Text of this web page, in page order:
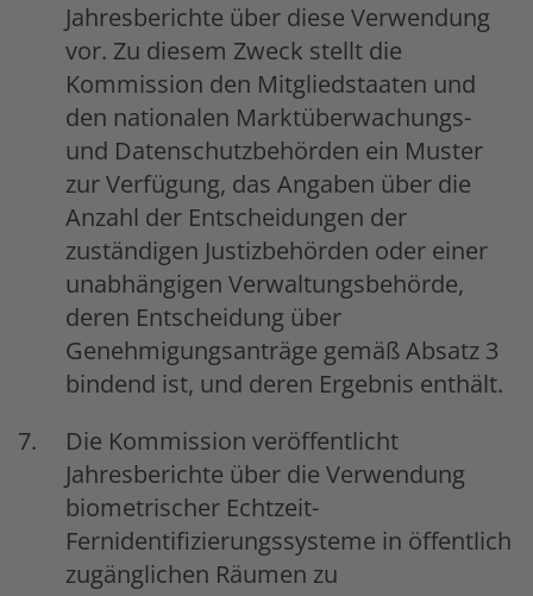
Jahresberichte über diese Verwendung
vor. Zu diesem Zweck stellt die
Kommission den Mitgliedstaaten und
den nationalen Marktüberwachungs-
und Datenschutzbehörden ein Muster
zur Verfügung, das Angaben über die
Anzahl der Entscheidungen der
zuständigen Justizbehörden oder einer
unabhängigen Verwaltungsbehörde,
deren Entscheidung über
Genehmigungsanträge gemäß Absatz 3
bindend ist, und deren Ergebnis enthält.
Die Kommission veröffentlicht
Jahresberichte über die Verwendung
biometrischer Echtzeit-
Fernidentifizierungssysteme in öffentlich
zugänglichen Räumen zu